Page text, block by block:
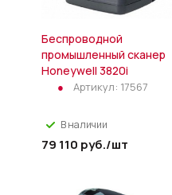
Беспроводной
промышленный сканер
Honeywell 3820i
Артикул: 17567
В наличии
79 110 руб./шт